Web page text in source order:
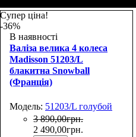
65х45х26+5
Супер ціна!
-36%
В наявності
Валіза велика 4 колеса
Madisson 51203/L
блакитна Snowball
(Франція)
Модель: 51203/L голубой
3 890,00грн.
2 490,00грн.